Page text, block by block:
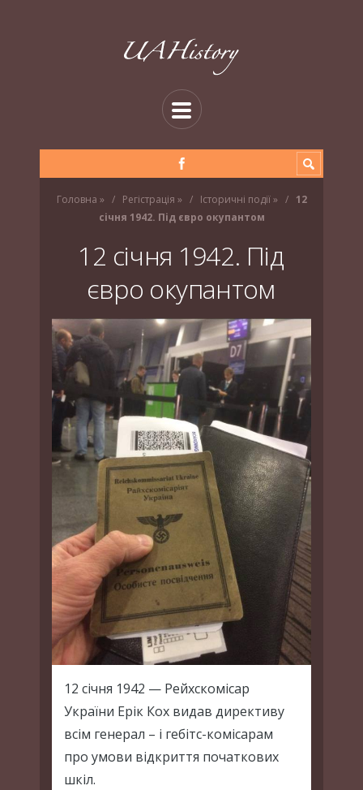
Головна » Регістрація » Історичні події»
12
січня 1942. Під євро окупантом
12 січня 1942. Під
євро окупантом
12 cічня 1942 — Рейхскомісар
України Ерік Кох видав директиву
всім генерал – і гебітс-комісарам
про умови відкриття початкових
шкіл.